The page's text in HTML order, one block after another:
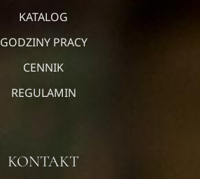
KATALOG
GODZINY PRACY
CENNIK
REGULAMIN
KONTAKT